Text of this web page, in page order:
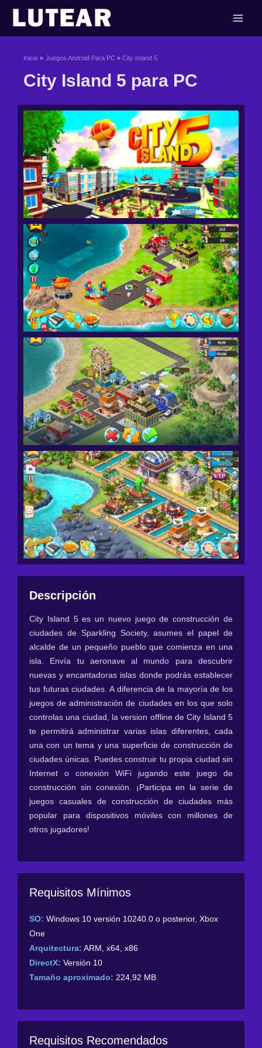
contenido
Inicio Juegos Android Para PC City Island 5
City Island 5 para PC
Descripción
City Island 5 es un nuevo juego de construcción de
ciudades de Sparkling Society, asumes el papel de
alcalde de un pequeño pueblo que comienza en una
isla. Envía tu aeronave al mundo para descubrir
nuevas y encantadoras islas donde podrás establecer
tus futuras ciudades. A diferencia de la mayoría de los
juegos de administración de ciudades en los que solo
controlas una ciudad, la version offline de City Island 5
te permitirá administrar varias islas diferentes, cada
una con un tema y una superficie de construcción de
ciudades únicas. Puedes construir tu propia ciudad sin
Internet o conexión WiFi jugando este juego de
construcción sin conexión. ¡Participa en la serie de
juegos casuales de construcción de ciudades más
popular para dispositivos móviles con millones de
otros jugadores!
Requisitos Mínimos
SO: Windows 10 versión 10240.0 o posterior, Xbox
One
Arquitectura: ARM, x64, x86
DirectX: Versión 10
Tamaño aproximado: 224,92 MB
Requisitos Recomendados